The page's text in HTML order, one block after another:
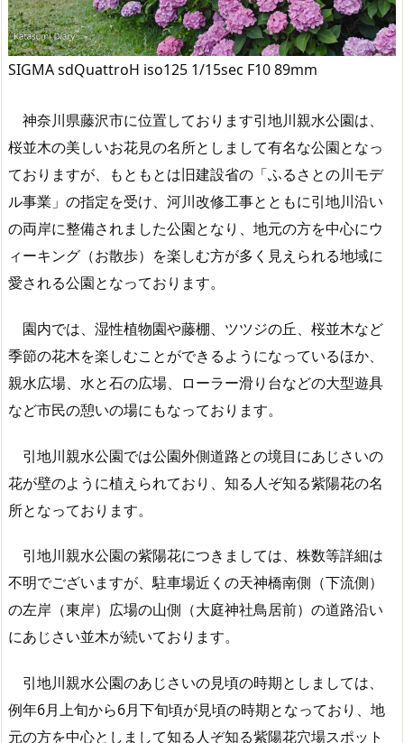
SIGMA sdQuattroH iso125 1/15sec F10 89mm
神奈川県藤沢市に位置しております引地川親水公園は、
桜並木の美しいお花見の名所としまして有名な公園となっ
ておりますが、もともとは旧建設省の「ふるさとの川モデ
ル事業」の指定を受け、河川改修工事とともに引地川沿い
の両岸に整備されました公園となり、地元の方を中心にウ
ィーキング（お散歩）を楽しむ方が多く見えられる地域に
愛される公園となっております。
園内では、湿性植物園や藤棚、ツツジの丘、桜並木など
季節の花木を楽しむことができるようになっているほか、
親水広場、水と石の広場、ローラー滑り台などの大型遊具
など市民の憩いの場にもなっております。
引地川親水公園では公園外側道路との境目にあじさいの
花が壁のように植えられており、知る人ぞ知る紫陽花の名
所となっております。
引地川親水公園の紫陽花につきましては、株数等詳細は
不明でございますが、駐車場近くの天神橋南側（下流側）
の左岸（東岸）広場の山側（大庭神社鳥居前）の道路沿い
にあじさい並木が続いております。
引地川親水公園のあじさいの見頃の時期としましては、
例年6月上旬から6月下旬頃が見頃の時期となっており、地
元の方を中心としまして知る人ぞ知る紫陽花穴場スポット